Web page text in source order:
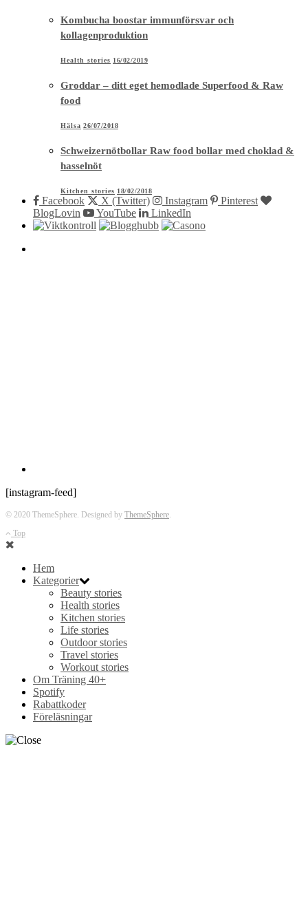
Kombucha boostar immunförsvar och
kollagenproduktion
Health stories 16/02/2019
Groddar – ditt eget hemodlade Superfood & Raw
food
Hälsa 26/07/2018
Schweizernötbollar Raw food bollar med choklad &
hasselnöt
Kitchen stories 18/02/2018
Facebook X (Twitter) Instagram
Pinterest
BlogLovin
YouTube LinkedIn
[instagram-feed]
© 2020 ThemeSphere. Designed by ThemeSphere.
Top
Hem
Kategorier
Beauty stories
Health stories
Kitchen stories
Life stories
Outdoor stories
Travel stories
Workout stories
Om Träning 40+
Spotify
Rabattkoder
Föreläsningar